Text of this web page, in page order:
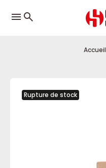
menu
Accueil
Rupture de stock